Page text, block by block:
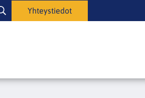
Hae
sivustolta
Yhteystiedot